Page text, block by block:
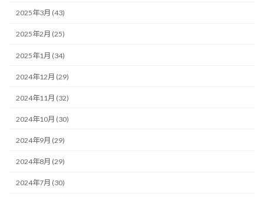
2025年3月 (43)
2025年2月 (25)
2025年1月 (34)
2024年12月 (29)
2024年11月 (32)
2024年10月 (30)
2024年9月 (29)
2024年8月 (29)
2024年7月 (30)